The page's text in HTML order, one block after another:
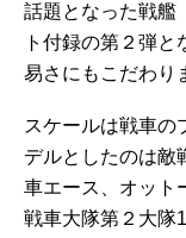
話題となった戦艦
ト付録の第２弾
易さにもこだわり
スケールは戦車の
デルとしたのは敵
車エース、オット
戦車大隊第２大隊